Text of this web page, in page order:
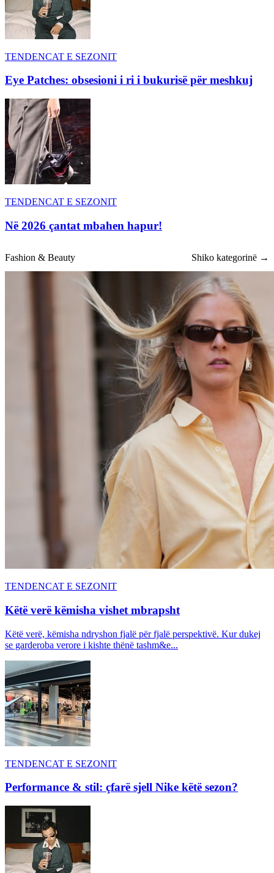
TENDENCAT E SEZONIT
Eye Patches: obsesioni i ri i bukurisë për meshkuj
TENDENCAT E SEZONIT
Në 2026 çantat mbahen hapur!
Fashion & Beauty Shiko kategorinë →
TENDENCAT E SEZONIT
Këtë verë këmisha vishet mbrapsht
Këtë verë, këmisha ndryshon fjalë për fjalë perspektivë. Kur dukej
se garderoba verore i kishte thënë tashm&e...
TENDENCAT E SEZONIT
Performance & stil: çfarë sjell Nike këtë sezon?